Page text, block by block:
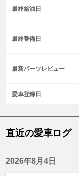
最終給油日
最終整備日
最新パーツレビュー
愛車登録日
直近の愛車ログ
2026年8月4日